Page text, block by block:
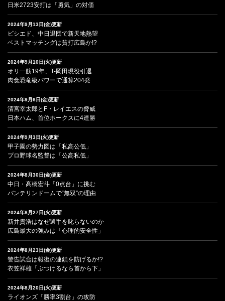
日米2723安打は「勇気」の対価
2024年9月13日(金)更新
ビシエド、中日退団で新天地熱望
ベストマッチングは貧打広島か!?
2024年9月10日(火)更新
オリ一筋19年、T-岡田現役引退
肉食恐竜級パワーで通算204発
2024年9月6日(金)更新
清宮幸太郎とF・レイエスの脅威
日本ハム、首位ホークスに4連勝
2024年9月3日(火)更新
甲子園の勢力図は「私高公低」
プロ野球名監督は「公高私低」
2024年8月30日(金)更新
中日・髙橋宏斗「0点台」に挑む
バンテリンドームで“無双”の理由
2024年8月27日(火)更新
新井貴浩はなぜ選手を叱らないのか
広島最大の強みは「心理的安全性」
2024年8月23日(金)更新
警告試合は報復の連鎖を防げるか!?
衣笠祥雄「ぶつけるなら首から下」
2024年8月20日(火)更新
ライオンズ「勝率3割台」の攻防